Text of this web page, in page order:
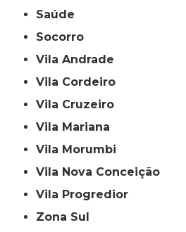
Saúde
Socorro
Vila Andrade
Vila Cordeiro
Vila Cruzeiro
Vila Mariana
Vila Morumbi
Vila Nova Conceição
Vila Progredior
Zona Sul